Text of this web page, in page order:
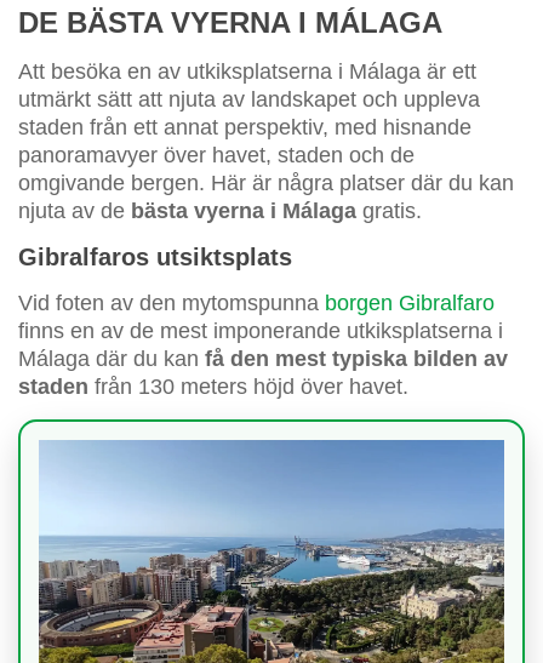
DE BÄSTA VYERNA I MÁLAGA
Att besöka en av utkiksplatserna i Málaga är ett
utmärkt sätt att njuta av landskapet och uppleva
staden från ett annat perspektiv, med hisnande
panoramavyer över havet, staden och de
omgivande bergen. Här är några platser där du kan
njuta av de bästa vyerna i Málaga gratis.
Gibralfaros utsiktsplats
Vid foten av den mytomspunna borgen Gibralfaro
finns en av de mest imponerande utkiksplatserna i
Málaga där du kan få den mest typiska bilden av
staden från 130 meters höjd över havet.